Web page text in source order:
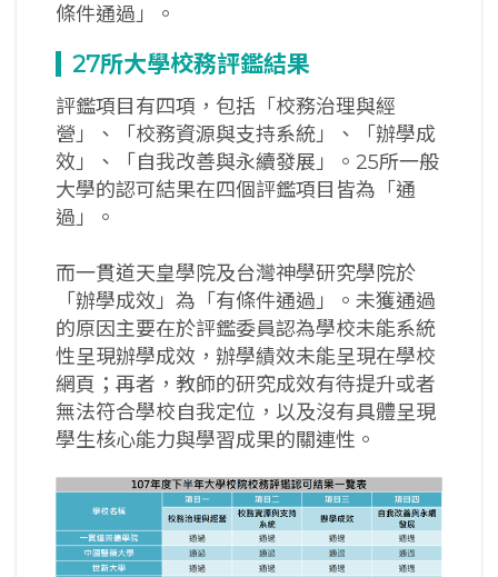
條件通過」。
27所大學校務評鑑結果
評鑑項目有四項，包括「校務治理與經
營」、「校務資源與支持系統」、「辦學成
效」、「自我改善與永續發展」。25所一般
大學的認可結果在四個評鑑項目皆為「通
過」。
而一貫道天皇學院及台灣神學研究學院於
「辦學成效」為「有條件通過」。未獲通過
的原因主要在於評鑑委員認為學校未能系統
性呈現辦學成效，辦學績效未能呈現在學校
網頁；再者，教師的研究成效有待提升或者
無法符合學校自我定位，以及沒有具體呈現
學生核心能力與學習成果的關連性。